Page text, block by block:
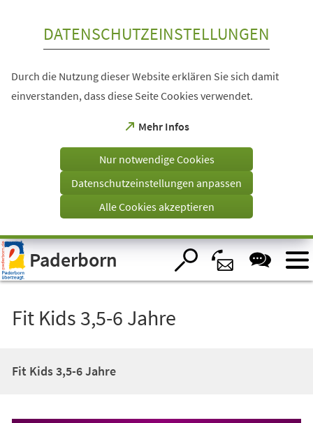
Visuelle
Assistenzsoftware
öffnen.
DATENSCHUTZEINSTELLUNGEN
Durch die Nutzung dieser Website erklären Sie sich damit
einverstanden, dass diese Seite Cookies verwendet.
Mehr Infos
(Öffnet
einem
Tab)
Nur notwendige Cookies
Datenschutzeinstellungen anpassen
Alle Cookies akzeptieren
Paderborn
Fit Kids 3,5-6 Jahre
Fit Kids 3,5-6 Jahre